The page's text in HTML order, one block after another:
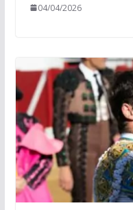
04/04/2026